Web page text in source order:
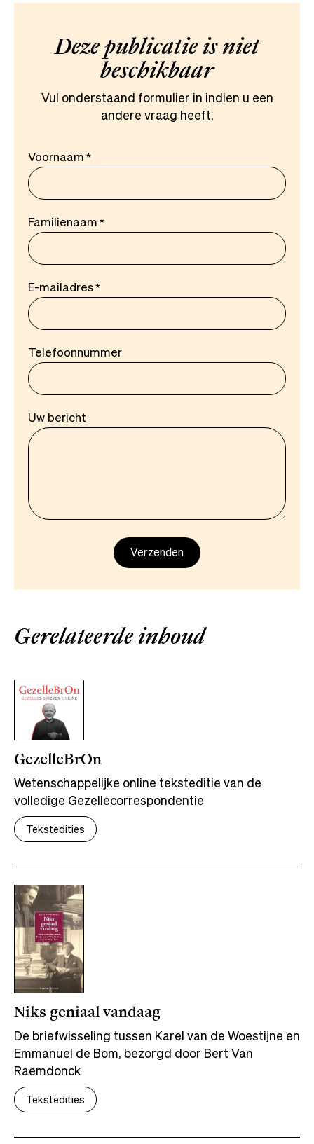
Deze publicatie is niet
beschikbaar
Vul onderstaand formulier in indien u een
andere vraag heeft.
Voornaam
Familienaam
E-mailadres
Telefoonnummer
Uw bericht
Gerelateerde inhoud
GezelleBrOn
Wetenschappelijke online teksteditie van de
volledige Gezellecorrespondentie
Tekstedities
Niks geniaal vandaag
De briefwisseling tussen Karel van de Woestijne en
Emmanuel de Bom, bezorgd door Bert Van
Raemdonck
Tekstedities